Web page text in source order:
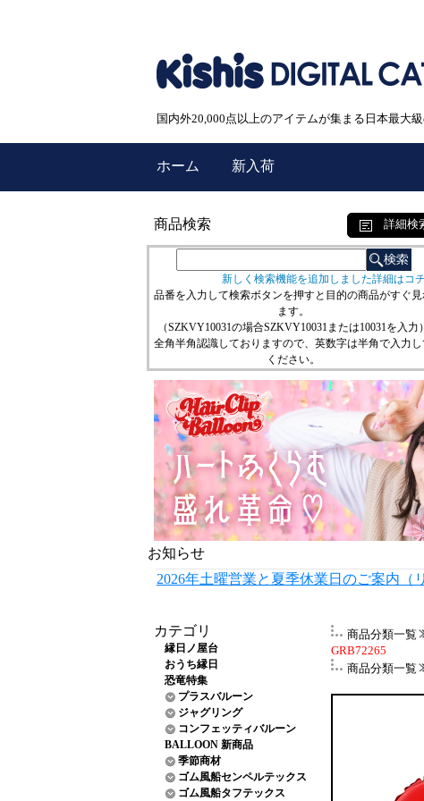
国内外20,000点以上のアイテムが集まる日本最大
ホーム 新入荷
商品検索 詳細検
新しく検索機能を追加しました詳細はコ
品番を入力して検索ボタンを押すと目的の商品がすぐ
ます。
（SZKVY10031の場合SZKVY10031または10031を入力）
全角半角認識しておりますので、英数字は半角で入力し
ください。
お知らせ
2026年土曜営業と夏季休業日のご案内（
カテゴリ
縁日ノ屋台
おうち縁日
恐竜特集
プラスバルーン
ジャグリング
コンフェッティバルーン
BALLOON 新商品
季節商材
ゴム風船センペルテックス
ゴム風船タフテックス
商品分類一覧
GRB72265
商品分類一覧